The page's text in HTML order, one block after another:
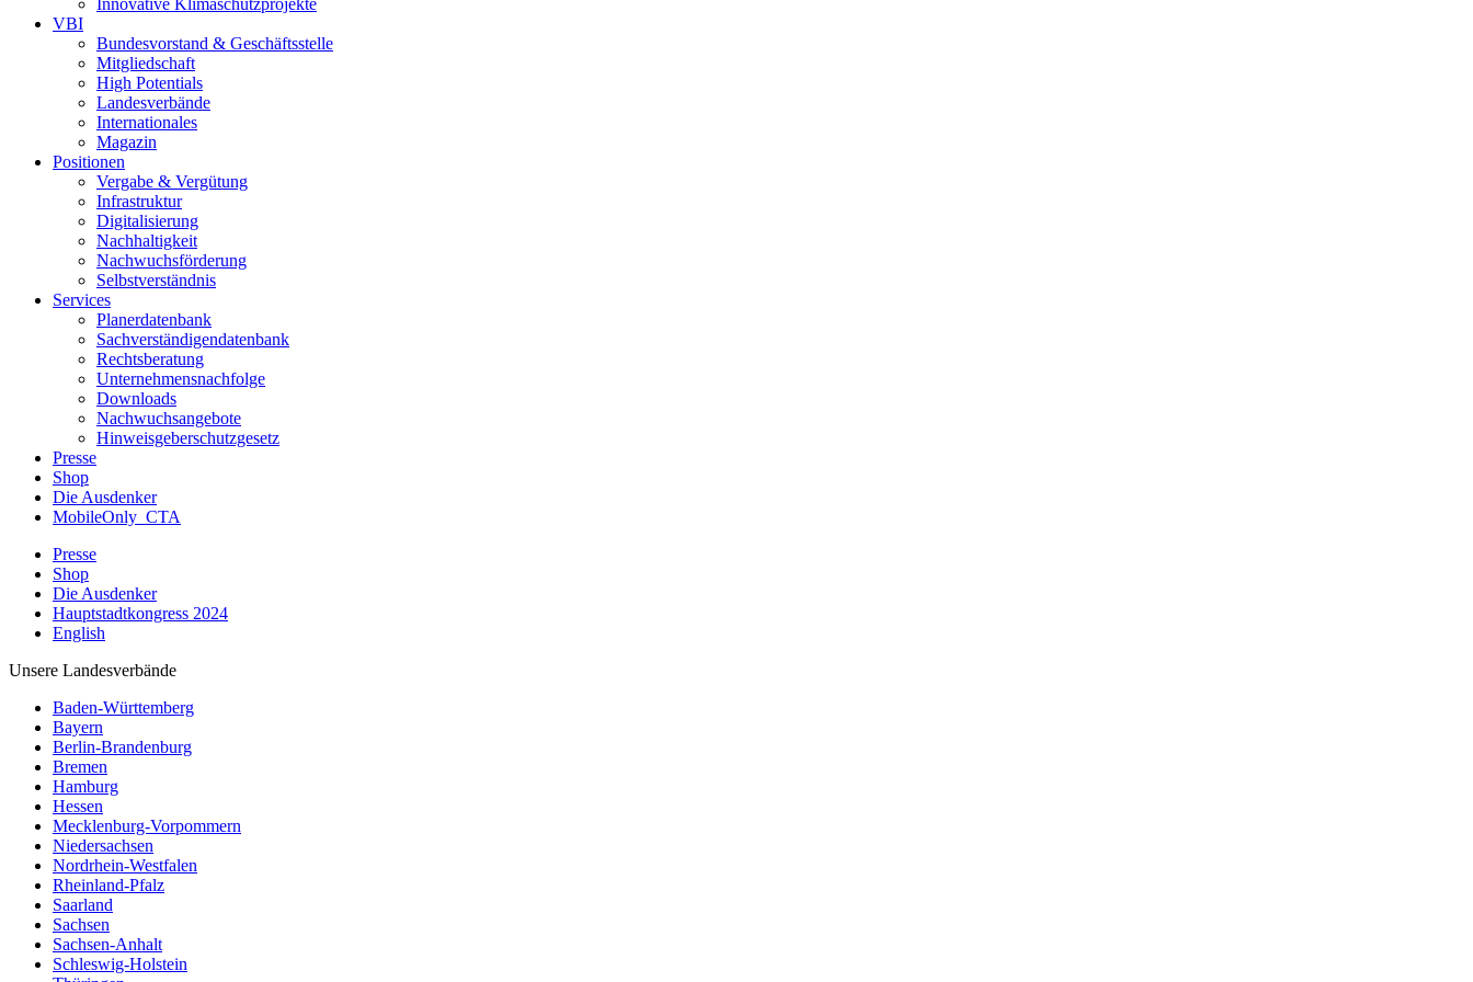
VBI
Bundesvorstand & Geschäftsstelle
Mitgliedschaft
High Potentials
Landesverbände
Internationales
Magazin
Positionen
Vergabe & Vergütung
Infrastruktur
Digitalisierung
Nachhaltigkeit
Nachwuchsförderung
Selbstverständnis
Services
Planerdatenbank
Sachverständigendatenbank
Rechtsberatung
Unternehmensnachfolge
Downloads
Nachwuchsangebote
Hinweisgeberschutzgesetz
Presse
Shop
Die Ausdenker
MobileOnly_CTA
Presse
Shop
Die Ausdenker
Hauptstadtkongress 2024
English
Unsere Landesverbände
Baden-Württemberg
Bayern
Berlin-Brandenburg
Bremen
Hamburg
Hessen
Mecklenburg-Vorpommern
Niedersachsen
Nordrhein-Westfalen
Rheinland-Pfalz
Saarland
Sachsen
Sachsen-Anhalt
Schleswig-Holstein